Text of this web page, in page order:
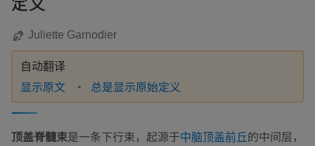
Juliette Garnodier
自动翻译
显示原文 总是显示原始定义
顶盖脊髓束是一条下行束，起源于中脑顶盖前丘的中间层，